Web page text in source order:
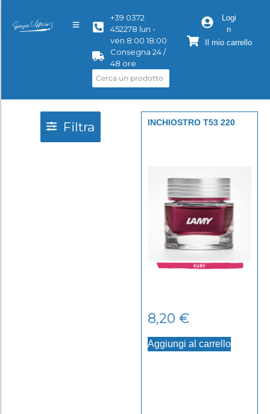
+39 0372
452278 lun -
ven 8:00 18:00
Consegna 24 /
48 ore
Logi
n
Il mio carrello
Filtra
INCHIOSTRO T53 220
8,20 €
Aggiungi al carrello